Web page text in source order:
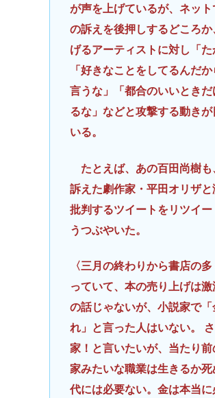
が声を上げているが、ネット
の訴えを後押しするどころか
げるアーティストに対し「た
「好きなことをしてるんだ
言うな」「都合のいいときだ
るな」などと攻撃する動きが
いる。
たとえば、あの百田尚樹も
訴えた劇作家・平田オリザと
批判するツイートをリツイー
うつぶやいた。
〈三月の終わりから書店の多
っていて、本の売り上げは激
の話じゃないが、小説家で「
れ」と言った人はいない。
家！と言いたいが、当たり前
家みたいな職業は生きるか死
代には必要ない。金は本当に